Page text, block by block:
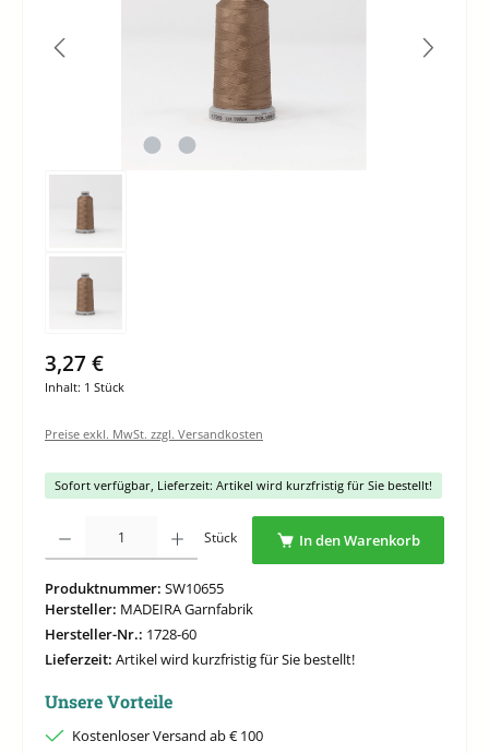
3,27 €
Inhalt: 1 Stück
Preise exkl. MwSt. zzgl. Versandkosten
Sofort verfügbar, Lieferzeit: Artikel wird kurzfristig für Sie bestellt!
Produkt Anzahl: Gib den gewünschten Wert ein oder benutze die Schaltflächen um
Stück In den Warenkorb
Produktnummer: SW10655
Hersteller: MADEIRA Garnfabrik
Hersteller-Nr.: 1728-60
Lieferzeit: Artikel wird kurzfristig für Sie bestellt!
Unsere Vorteile
Kostenloser Versand ab € 100